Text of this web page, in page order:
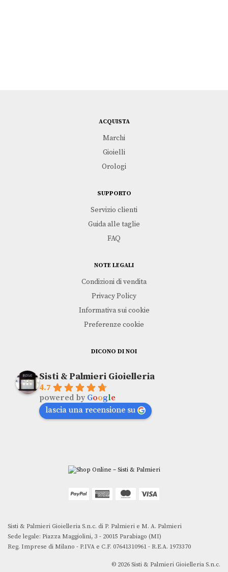
ACQUISTA
Marchi
Gioielli
Orologi
SUPPORTO
Servizio clienti
Guida alle taglie
FAQ
NOTE LEGALI
Condizioni di vendita
Privacy Policy
Informativa sui cookie
Preferenze cookie
DICONO DI NOI
Sisti & Palmieri Gioielleria
4.7
powered by Google
lascia una recensione su
Sisti & Palmieri Gioielleria S.n.c. di P. Palmieri e M. A. Palmieri
Sede legale: Piazza Maggiolini, 3 - 20015 Parabiago (MI)
Reg. Imprese di Milano - P.IVA e C.F. 07641310961 - R.E.A. 1973370
© 2026 Sisti & Palmieri Gioielleria S.n.c.